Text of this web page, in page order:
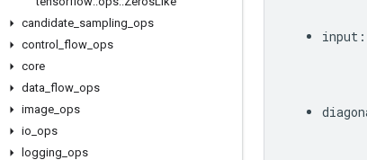
candidate sampling ops
control
flow ops
core
data flow ops
image ops
io ops
logging ops
input :